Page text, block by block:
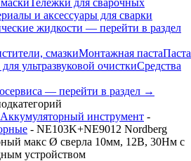
Тележки для сварочных
и аксессуары для сварки
жидкости — перейти в раздел
смазкиМонтажная пастаПаста
ультразвуковой очисткиСредства
— перейти в раздел →
Аккумуляторный инструмент -
- NE103K+NE9012 Nordberg
макс Ø сверла 10мм, 12В, 30Нм с
устройством